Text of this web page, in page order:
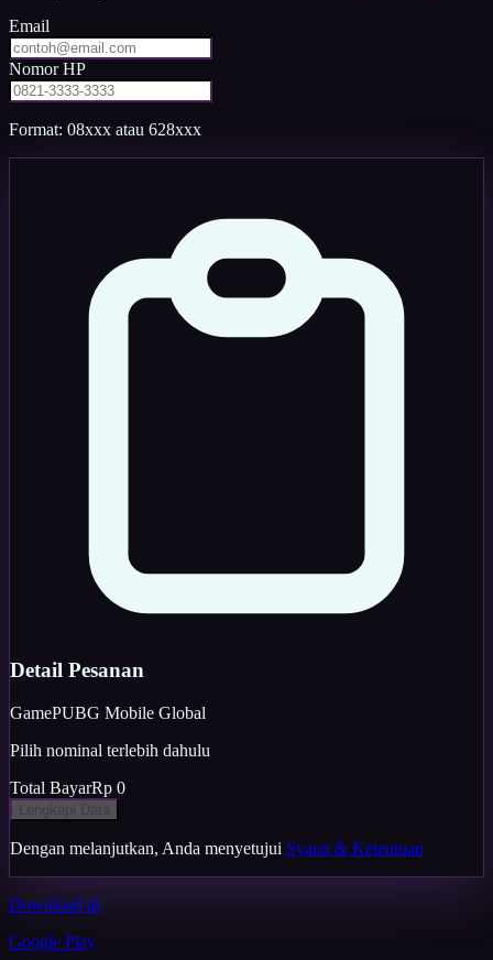
Email
Nomor HP
Format: 08xxx atau 628xxx
Detail Pesanan
GamePUBG Mobile Global
Pilih nominal terlebih dahulu
Total BayarRp 0
Dengan melanjutkan, Anda menyetujui Syarat & Ketentuan
Download di
Google Play